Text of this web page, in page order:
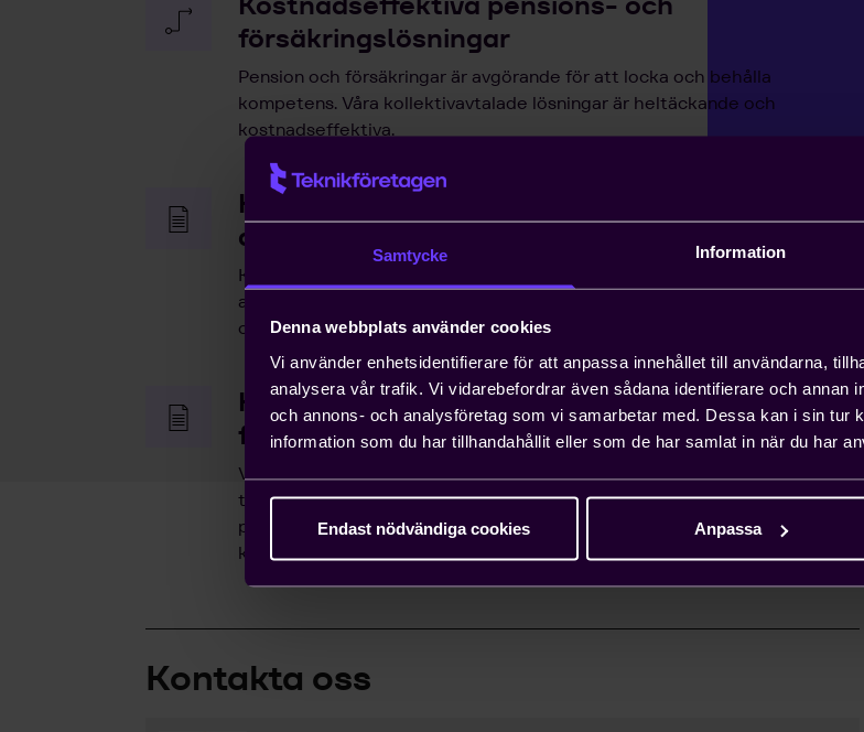
Samtycke Information
Denna webbplats använder cookies
Vi använder enhetsidentifierare för att anpassa innehållet till användarna,
analysera vår trafik. Vi vidarebefordrar även sådana identifierare och annan
och annons- och analysföretag som vi samarbetar med. Dessa kan i sin tur
information som du har tillhandahållit eller som de har samlat in när du har
Endast nödvändiga cookies Anpassa
försäkringslösningar
Pension och försäkringar är avgörande för att locka och behålla
kompetens. Våra kollektivavtalade lösningar är heltäckande och
kostnadseffektiva.
Hjälp med snabb handläggning av
arbetstillstånd
Kompetensförsörjning är ett växande problem för entreprenörer, och att
anställa icke-EU-medborgare kan ta upp till ett år. Teknikföretagen kan
ordna arbetstillstånd på tio dagar.
Hjälp med att driva viktiga näringspolitiska
frågor
Vi bedriver påverkans- och opinionsarbete i Sverige och EU för att ta
tillvara våra medlemmars intressen. Genom oss har du möjlighet att
påverka beslut som du som enskilt företag i vanliga fall bara får ta
konsekvenserna av.
Kontakta oss